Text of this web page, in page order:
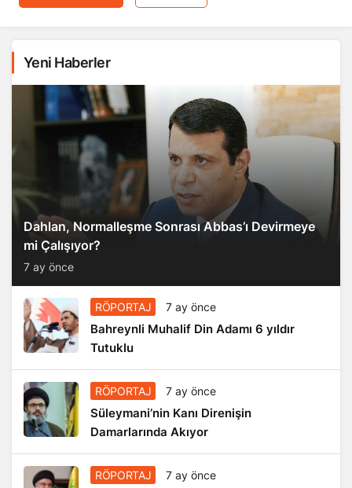
Yeni Haberler
Dahlan, Normalleşme Sonrası Abbas’ı Devirmeye
mi Çalışıyor?
7 ay önce
RÖPORTAJ 7 ay önce
Bahreynli Muhalif Din Adamı 6 yıldır
Tutuklu
RÖPORTAJ 7 ay önce
Süleymani’nin Kanı Direnişin
Damarlarında Akıyor
RÖPORTAJ 7 ay önce